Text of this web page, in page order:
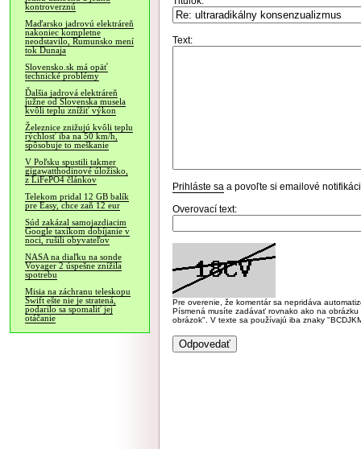
kontroverznú
Maďarsko jadrovú elektráreň
nakoniec kompletne
neodstavilo, Rumunsko mení
tok Dunaja
Slovensko.sk má opäť
technické problémy
Ďalšia jadrová elektráreň
južne od Slovenska musela
kvôli teplu znížiť výkon
Železnice znižujú kvôli teplu
rýchlosť iba na 50 km/h,
spôsobuje to meškanie
V Poľsku spustili takmer
gigawatthodinové úložisko,
z LiFePO4 článkov
Telekom pridal 12 GB balík
pre Easy, chce zaň 12 eur
Súd zakázal samojazdiacim
Google taxíkom dobíjanie v
noci, rušili obyvateľov
NASA na diaľku na sonde
Voyager 2 úspešne znížila
spotrebu
Misia na záchranu teleskopu
Swift ešte nie je stratená,
podarilo sa spomaliť jej
otáčanie
Text:
Prihláste sa a povoľte si emailové
Overovací text:
Pre overenie, že komentár sa nepridáva
Písmená musíte zadávať rovnako ako na
obrázok". V texte sa používajú iba znaky